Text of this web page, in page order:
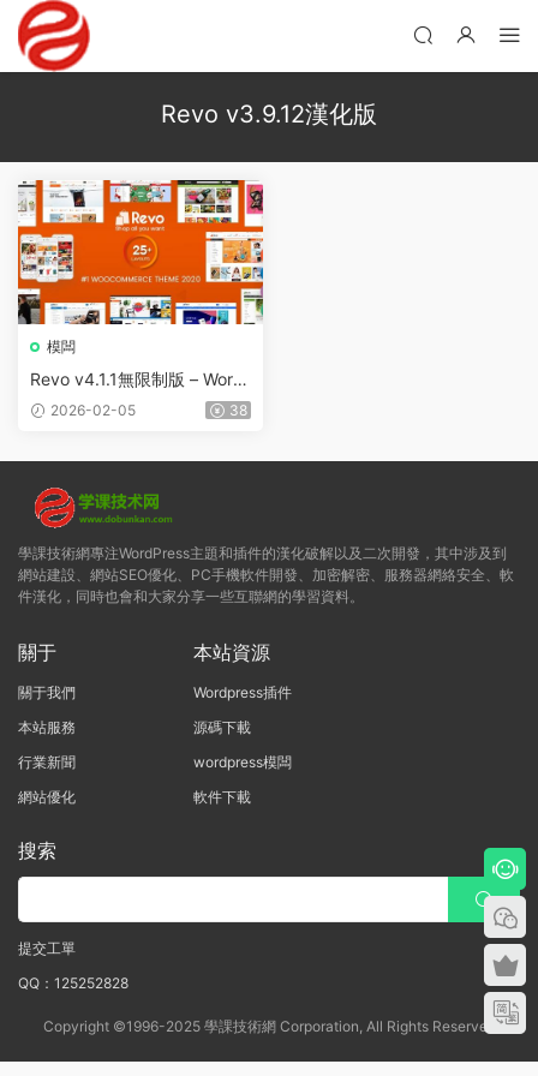
Revo v3.9.12漢化版
模闆
Revo v4.1.1無限制版 – Word
Press多用途WooCommerce
2026-02-05 38
學課技術網專注WordPress主題和插件的漢化破解以及二次開發，其中涉及到
網站建設、網站SEO優化、PC手機軟件開發、加密解密、服務器網絡安全、軟
件漢化，同時也會和大家分享一些互聯網的學習資料。
關于
關于我們
本站服務
行業新聞
網站優化
本站資源
Wordpress插件
源碼下載
wordpress模闆
軟件下載
搜索
提交工單
QQ：125252828
Copyright ©1996-2025 學課技術網 Corporation, All Rights Reserved